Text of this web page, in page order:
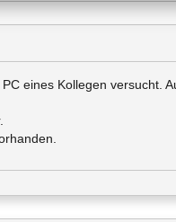
eines Kollegen versucht.